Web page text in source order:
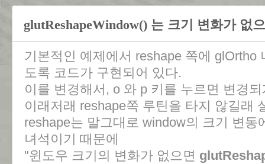
glutReshapeWindow() 는 크기 변화가 없
기본적인 예제에서 reshape 쪽에 glOrtho
도록 코드가 구현되어 있다.
이를 변경해서, o 와 p 키를 누르면 변경
이래저래 reshape쪽 루틴을 타지 않길래
reshape는 말그대로 window의 크기 변동
녀석이기 때문에
"윈도우 크기의 변화가 없으면